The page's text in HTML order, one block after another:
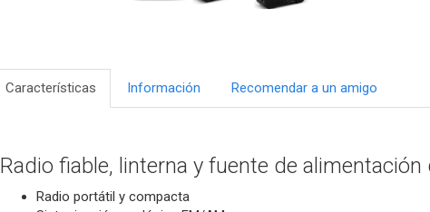
Características Información Recomendar a un amigo
Radio fiable, linterna y fuente de alimentación
Radio portátil y compacta